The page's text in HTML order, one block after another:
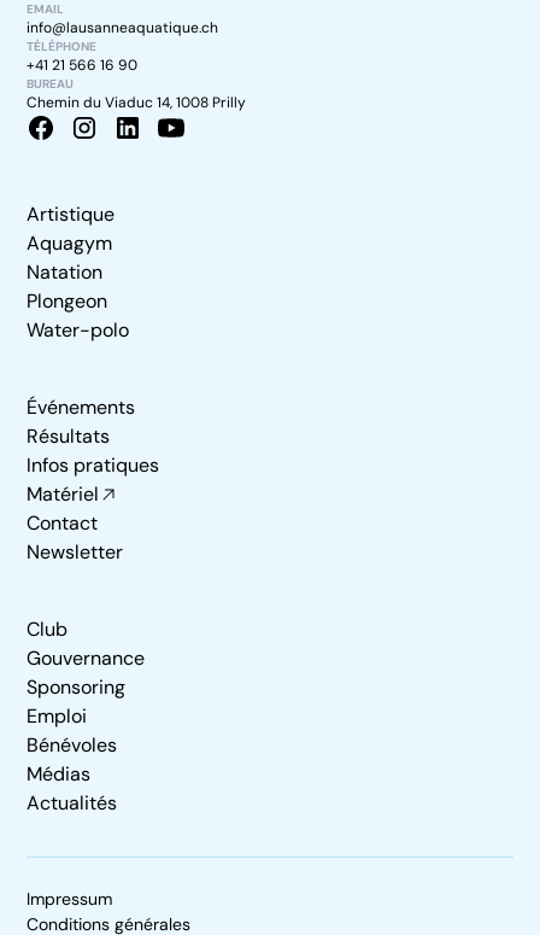
EMAIL
info@lausanneaquatique.ch
TÉLÉPHONE
+41 21 566 16 90
BUREAU
Chemin du Viaduc 14, 1008 Prilly
Artistique
Aquagym
Natation
Plongeon
Water-polo
Événements
Résultats
Infos pratiques
Matériel
Contact
Newsletter
Club
Gouvernance
Sponsoring
Emploi
Bénévoles
Médias
Actualités
Impressum
Conditions générales